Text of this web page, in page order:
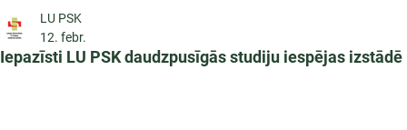
ESF projekti
Iepazīsti LU PSK daudzpusīgās studiju iespējas izstādē
LU PSK
12. febr.